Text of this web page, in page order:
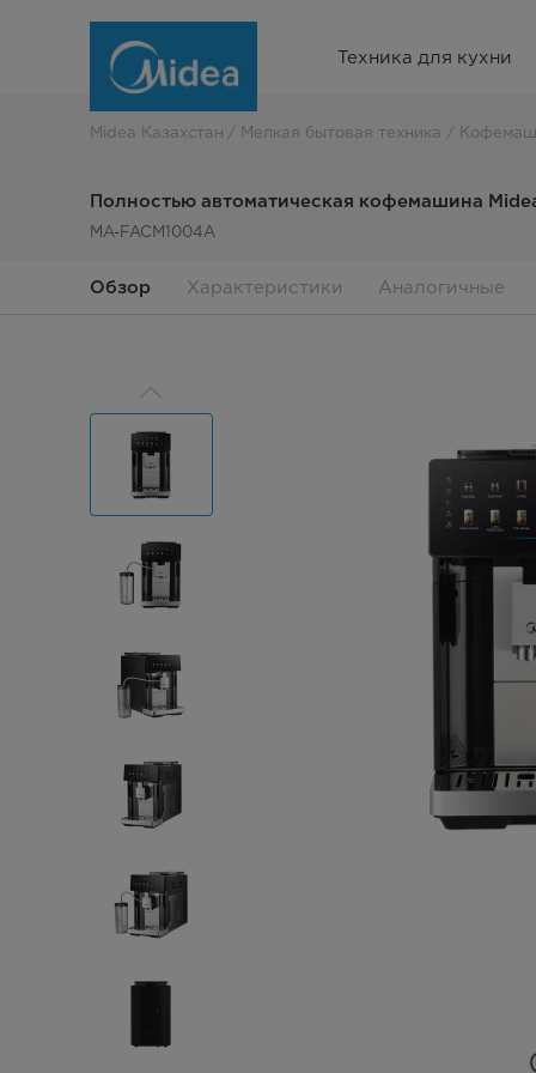
Полностью
автоматическая
кофемашина
Техника для кухни
Midea Казахстан Мелкая бытовая техника
Полностью автоматическая кофемашина
MA-FACM1004A
Обзор Характеристики Аналогичные